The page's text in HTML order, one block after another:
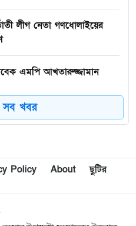
লীগ নেতা গণধোলাইয়ের
এমপি আখতারুজ্জামান
বাড়িতে আগুন,
হাসিনার বক্তব্য; ঢাকার তীব্র
ডলার খরচ করেও হারাতে
সব খবর
Policy About
ছুটির